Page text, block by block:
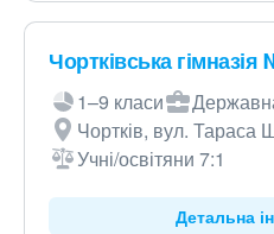
Чортківська гімназія
1–9 класи
Чортків, вул. Тараса
Учні/освітяни 7:1
Детальна